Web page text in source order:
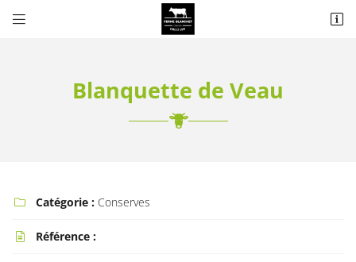
 
13 Rue Jean Moulin
 Adresse email de réception
Blanquette de Veau
 Catégorie : Conserves
 Référence :